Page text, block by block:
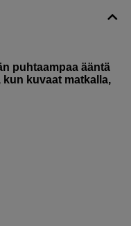
puhtaampaa ääntä
kuvaat matkalla,